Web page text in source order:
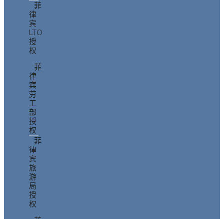
菲
律
宾
LTO
授
权
菲
律
宾
劳
工
部
授
权
菲
律
宾
旅
游
局
授
权